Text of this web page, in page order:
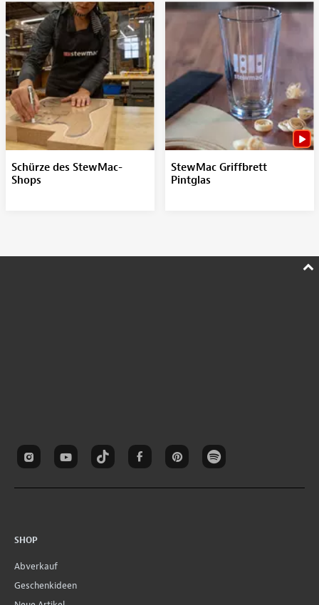
Schürze des StewMac-
Shops
StewMac Griffbrett
Pintglas
SHOP
Abverkauf
Geschenkideen